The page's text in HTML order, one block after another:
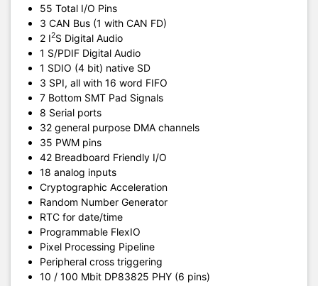
55 Total I/O Pins
3 CAN Bus (1 with CAN FD)
2 I2S Digital Audio
1 S/PDIF Digital Audio
1 SDIO (4 bit) native SD
3 SPI, all with 16 word FIFO
7 Bottom SMT Pad Signals
8 Serial ports
32 general purpose DMA channels
35 PWM pins
42 Breadboard Friendly I/O
18 analog inputs
Cryptographic Acceleration
Random Number Generator
RTC for date/time
Programmable FlexIO
Pixel Processing Pipeline
Peripheral cross triggering
10 / 100 Mbit DP83825 PHY (6 pins)